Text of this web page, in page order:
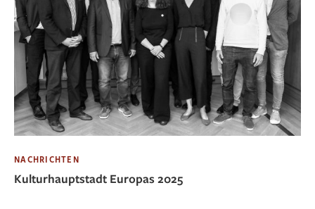
NACHRICHTEN
Kulturhauptstadt Europas 2025